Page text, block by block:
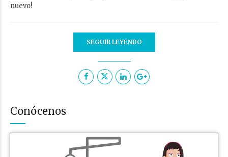
nuevo!
SEGUIR LEYENDO
Conócenos